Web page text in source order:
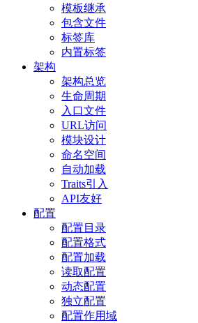
模板继承
包含文件
标签库
内置标签
架构
架构总览
生命周期
入口文件
URL访问
模块设计
命名空间
自动加载
Traits引入
API友好
配置
配置目录
配置格式
配置加载
读取配置
动态配置
独立配置
配置作用域